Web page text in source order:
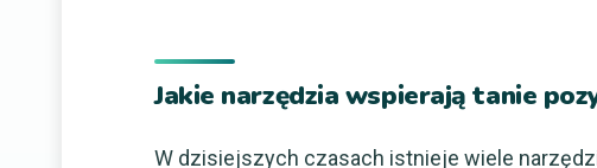
Jakie narzędzia wspierają tanie
W dzisiejszych czasach istnieje wiele